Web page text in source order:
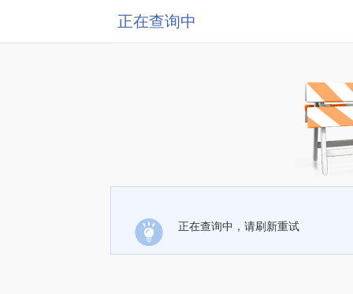
正在查询中
正在查询中，请刷新重试